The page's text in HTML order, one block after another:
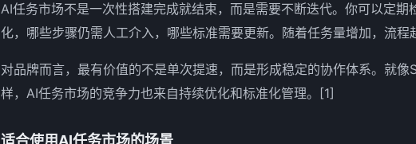
AI任务市场不是一次性搭建完成就结束，而是需要不断迭代。你可以定期
化，哪些步骤仍需人工介入，哪些标准需要更新。随着任务量增加，流程
对品牌而言，最有价值的不是单次提速，而是形成稳定的协作体系。就像
样，AI任务市场的竞争力也来自持续优化和标准化管理。[1]
适合使用AI任务市场的场景